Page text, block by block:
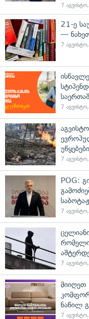
7
21-ე
—
7
7
7
POG:
7
7
მიიღეთ
ნაწილ
7